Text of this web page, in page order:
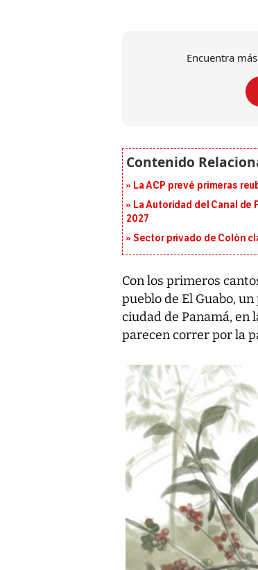
Encuentra
La ACP prevé primeras
La Autoridad del Canal
2027
Sector privado de Colón
Con los primeros
pueblo de El Guabo,
ciudad de Panamá, en
parecen correr por la